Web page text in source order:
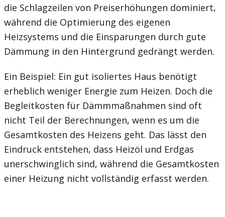
die Schlagzeilen von Preiserhöhungen dominiert,
während die Optimierung des eigenen
Heizsystems und die Einsparungen durch gute
Dämmung in den Hintergrund gedrängt werden.
Ein Beispiel: Ein gut isoliertes Haus benötigt
erheblich weniger Energie zum Heizen. Doch die
Begleitkosten für Dämmmaßnahmen sind oft
nicht Teil der Berechnungen, wenn es um die
Gesamtkosten des Heizens geht. Das lässt den
Eindruck entstehen, dass Heizöl und Erdgas
unerschwinglich sind, während die Gesamtkosten
einer Heizung nicht vollständig erfasst werden.